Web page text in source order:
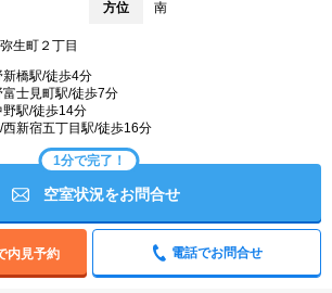
方位 南
生町２丁目
新橋駅/徒歩4分
富士見町駅/徒歩7分
野駅/徒歩14分
西新宿五丁目駅/徒歩16分
1分で完了！
空室状況をお問合せ
内見予約 電話でお問合せ